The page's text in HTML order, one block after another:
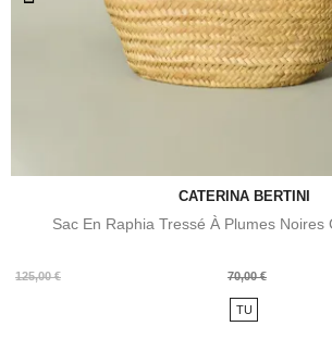
CATERINA BERTINI
Sac En Raphia Tressé À Plumes Noires
125,00 €
Prix
70,00 €
Prix
TU